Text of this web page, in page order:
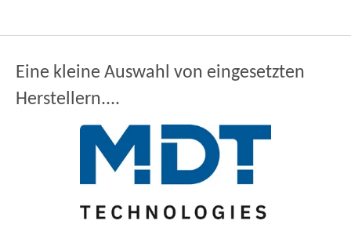
Eine kleine Auswahl von eingesetzten
Herstellern....